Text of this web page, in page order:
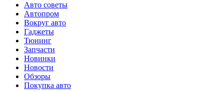
Авто советы
Автопром
Вокруг авто
Гаджеты
Тюнинг
Запчасти
Новинки
Новости
Обзоры
Покупка авто